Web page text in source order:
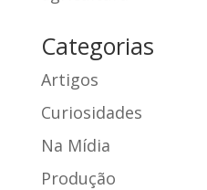
Categorias
Artigos
Curiosidades
Na Mídia
Produção